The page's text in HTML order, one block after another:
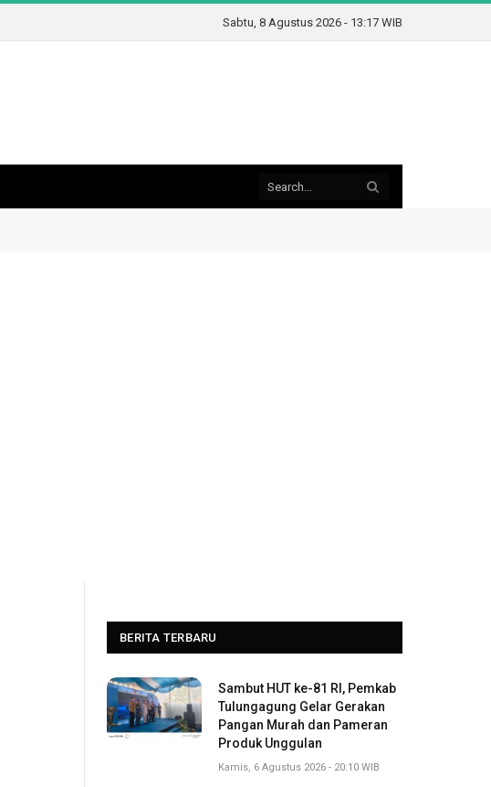
Sabtu, 8 Agustus 2026 - 13:17 WIB
BERITA TERBARU
Sambut HUT ke-81 RI, Pemkab
Tulungagung Gelar Gerakan
Pangan Murah dan Pameran
Produk Unggulan
Kamis, 6 Agustus 2026 - 20:10 WIB